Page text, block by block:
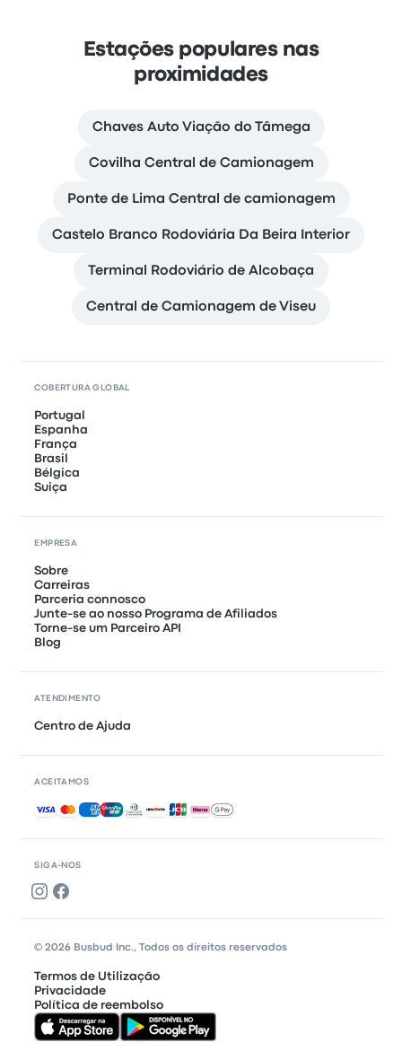
Estações populares nas
proximidades
Chaves Auto Viação do Tâmega
Covilha Central de Camionagem
Ponte de Lima Central de camionagem
Castelo Branco Rodoviária Da Beira Interior
Terminal Rodoviário de Alcobaça
Central de Camionagem de Viseu
SIGA-NOS
COBERTURA GLOBAL
Portugal
Espanha
França
Brasil
Bélgica
Suiça
EMPRESA
Sobre
Carreiras
Parceria connosco
Junte-se ao nosso Programa de Afiliados
Torne-se um Parceiro API
Blog
ATENDIMENTO
Centro de Ajuda
ACEITAMOS
Pagamentos aceites
© 2026 Busbud Inc., Todos os direitos reservados
Termos de Utilização
Privacidade
Política de reembolso